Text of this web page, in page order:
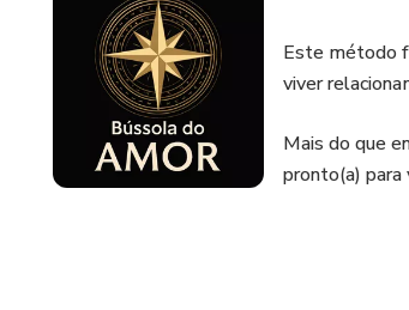
Este método
viver
Mais do que
pronto(a) para